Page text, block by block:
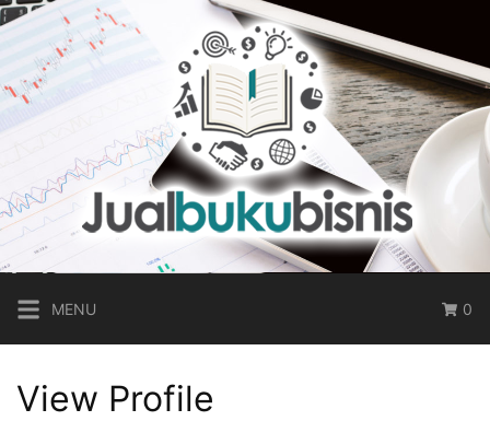
Skip
content
MENU 0
View Profile